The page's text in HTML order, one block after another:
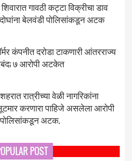
गावठी कट्टा विक्रीचा डाव
बेलवंडी पोलिसांकडून अटक
कंपनीत दरोडा टाकणारी आंतरराज्य
७ आरोपी अटकेत
रात्रीच्या वेळी नागरिकांना
करणारा पाहिजे असलेला आरोपी
पोलिसांकडून अटक.
POST